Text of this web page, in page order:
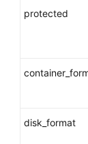
protected
disk_format